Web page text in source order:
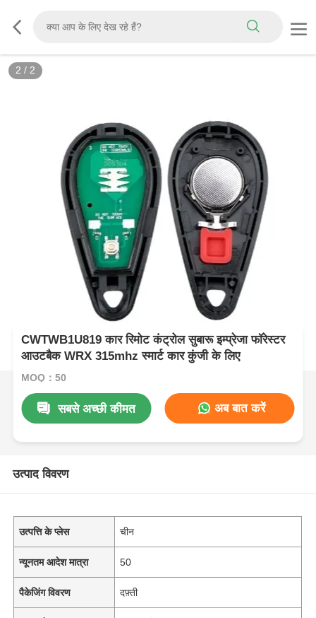
2 / 2
CWTWB1U819 कार रिमोट कंट्रोल सुबारू इम्प्रेजा फॉरेस्टर
आउटबैक WRX 315mhz स्मार्ट कार कुंजी के लिए
MOQ：50
सबसे अच्छी कीमत अब बात करें
उत्पाद विवरण
उत्पत्ति के प्लेस चीन
न्यूनतम आदेश मात्रा 50
पैकेजिंग विवरण दफ़्ती